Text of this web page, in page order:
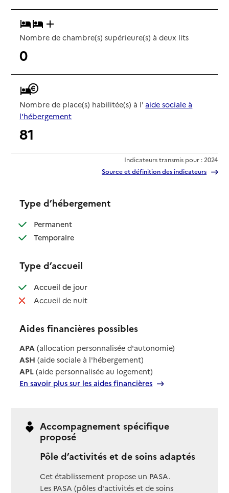
Nombre de chambre(s) supérieure(s) à deux lits
0
Nombre de place(s) habilitée(s) à l' aide sociale à
l'hébergement
81
Indicateurs transmis pour : 2024
Source et définition des indicateurs
Type d’hébergement
Permanent: disponible
Temporaire: disponible
Type d’accueil
Accueil de jour: disponible
Accueil de nuit: non disponible
Aides financières possibles
APA (allocation personnalisée d'autonomie)
ASH (aide sociale à l'hébergement)
APL (aide personnalisée au logement)
En savoir plus sur les aides financières
Accompagnement spécifique
proposé
Pôle d’activités et de soins adaptés
Cet établissement propose un PASA.
Les PASA (pôles d'activités et de soins